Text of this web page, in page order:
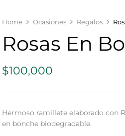
Home Ocasiones Regalos
Rosas En
$100,000
Hermoso ramillete elaborado con
en bonche biodegradable.